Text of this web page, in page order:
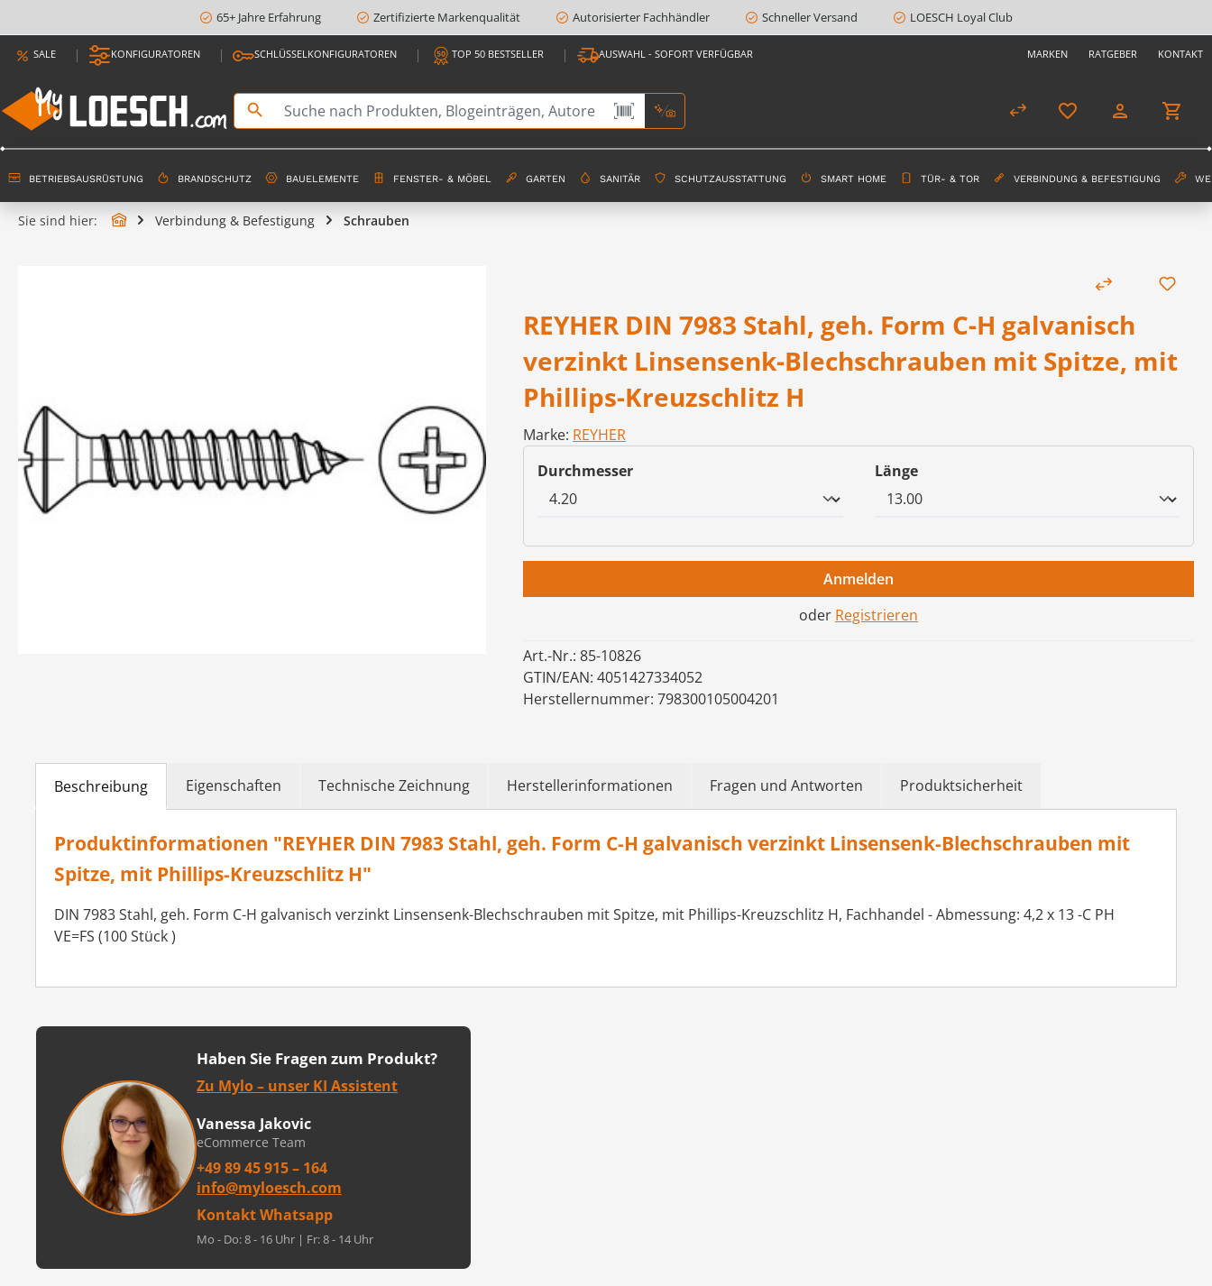
Zur Hauptnavigation springen
65+ Jahre Erfahrung Zertifizierte Markenqualität Autorisierter Fachhändler Schneller Versand LOESCH Loyal Club
SALE KONFIGURATOREN SCHLÜSSELKONFIGURATOREN TOP 50 BESTSELLER AUSWAHL - SOFORT VERFÜGBAR MARKEN RATGEBER KONTAKT
BETRIEBSAUSRÜSTUNG BRANDSCHUTZ BAUELEMENTE FENSTER- & MÖBEL GARTEN SANITÄR SCHUTZAUSSTATTUNG SMART HOME TÜR- & TOR VERBINDUNG & BEFESTIGUNG
Sie sind hier: Verbindung & Befestigung Schrauben
REYHER DIN 7983 Stahl, geh. Form C-H galvanisch
verzinkt Linsensenk-Blechschrauben mit Spitze, mit
Phillips-Kreuzschlitz H
Marke: REYHER
Durchmesserauswählen Längeauswählen
Anmelden
oder Registrieren
Art.-Nr.: 85-10826
GTIN/EAN: 4051427334052
Herstellernummer: 798300105004201
Beschreibung Eigenschaften Technische Zeichnung Herstellerinformationen Fragen und Antworten Produktsicherheit
Produktinformationen "REYHER DIN 7983 Stahl, geh. Form C-H galvanisch verzinkt Linsensenk-Blechschrauben mit
Spitze, mit Phillips-Kreuzschlitz H"
DIN 7983 Stahl, geh. Form C-H galvanisch verzinkt Linsensenk-Blechschrauben mit Spitze, mit Phillips-Kreuzschlitz H, Fachhandel - Abmessung: 4,2 x 13 -C PH
VE=FS (100 Stück )
Haben Sie Fragen zum Produkt?
Zu Mylo – unser KI Assistent
Vanessa Jakovic
eCommerce Team
+49 89 45 915 – 164
info@myloesch.com
Kontakt Whatsapp
Mo - Do: 8 - 16 Uhr | Fr: 8 - 14 Uhr